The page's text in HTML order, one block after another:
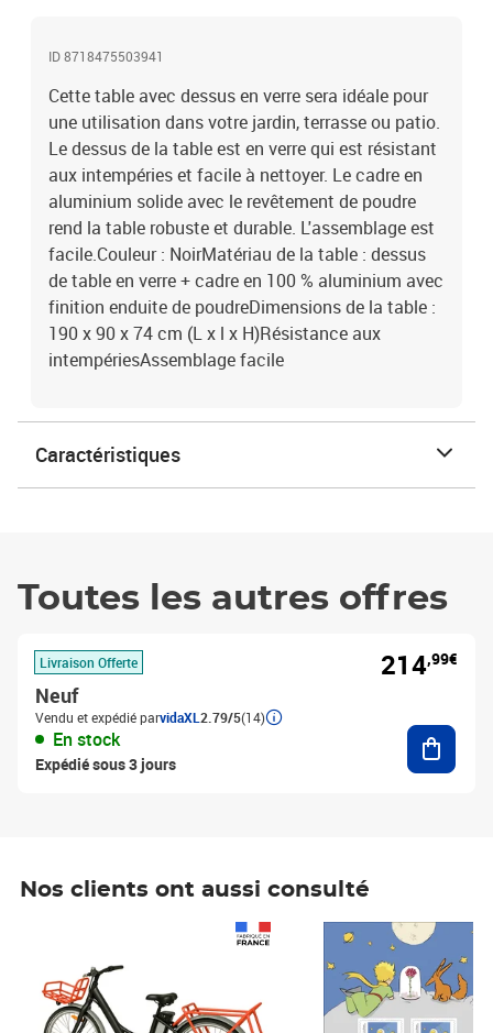
ID 8718475503941
Cette table avec dessus en verre sera idéale pour
une utilisation dans votre jardin, terrasse ou patio.
Le dessus de la table est en verre qui est résistant
aux intempéries et facile à nettoyer. Le cadre en
aluminium solide avec le revêtement de poudre
rend la table robuste et durable. L'assemblage est
facile.Couleur : NoirMatériau de la table : dessus
de table en verre + cadre en 100 % aluminium avec
finition enduite de poudreDimensions de la table :
190 x 90 x 74 cm (L x l x H)Résistance aux
intempériesAssemblage facile
Caractéristiques
Toutes les autres offres
Livraison Offerte
Neuf
Vendu et expédié parvidaXL 2.79/5(14)
En stock
Expédié sous 3 jours
214,99€
Nos clients ont aussi consulté
Prix 7,50€